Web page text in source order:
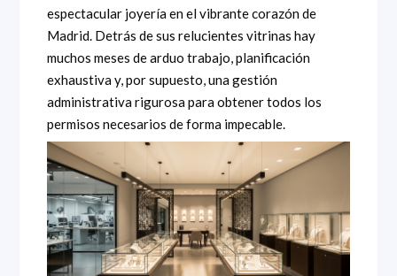
espectacular joyería en el vibrante corazón de
Madrid. Detrás de sus relucientes vitrinas hay
muchos meses de arduo trabajo, planificación
exhaustiva y, por supuesto, una gestión
administrativa rigurosa para obtener todos los
permisos necesarios de forma impecable.